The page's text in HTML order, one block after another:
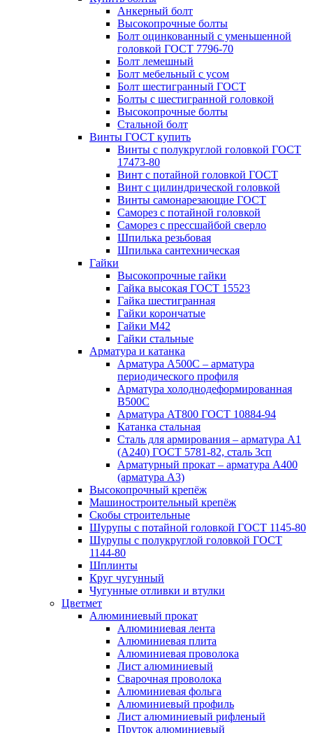
Анкерный болт
Высокопрочные болты
Болт оцинкованный с уменьшенной
головкой ГОСТ 7796-70
Болт лемешный
Болт мебельный с усом
Болт шестигранный ГОСТ
Болты с шестигранной головкой
Высокопрочные болты
Стальной болт
Винты ГОСТ купить
Винты с полукруглой головкой ГОСТ
17473-80
Винт с потайной головкой ГОСТ
Винт с цилиндрической головкой
Винты самонарезающие ГОСТ
Саморез с потайной головкой
Саморез с прессшайбой сверло
Шпилька резьбовая
Шпилька сантехническая
Гайки
Высокопрочные гайки
Гайка высокая ГОСТ 15523
Гайка шестигранная
Гайки корончатые
Гайки М42
Гайки стальные
Арматура и катанка
Арматура А500С – арматура
периодического профиля
Арматура холоднодеформированная
В500С
Арматура АТ800 ГОСТ 10884-94
Катанка стальная
Сталь для армирования – арматура А1
(А240) ГОСТ 5781-82, сталь 3сп
Арматурный прокат – арматура А400
(арматура А3)
Высокопрочный крепёж
Машиностроительный крепёж
Скобы строительные
Шурупы с потайной головкой ГОСТ 1145-80
Шурупы с полукруглой головкой ГОСТ
1144-80
Шплинты
Круг чугунный
Чугунные отливки и втулки
Цветмет
Алюминиевый прокат
Алюминиевая лента
Алюминиевая плита
Алюминиевая проволока
Лист алюминиевый
Сварочная проволока
Алюминиевая фольга
Алюминиевый профиль
Лист алюминиевый рифленый
Пруток алюминиевый